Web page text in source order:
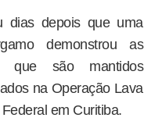
dias depois que uma
demonstrou as
que são mantidos
na Operação Lava
em Curitiba.